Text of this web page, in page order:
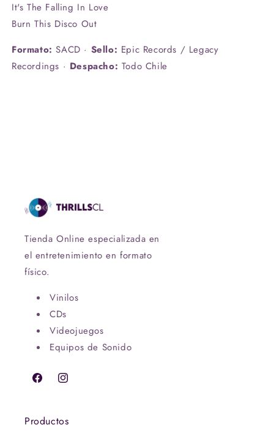
It's The Falling In Love
Burn This Disco Out
Formato: SACD · Sello: Epic Records / Legacy
Recordings · Despacho: Todo Chile
Tienda Online especializada en
el entretenimiento en formato
físico.
Vinilos
CDs
Videojuegos
Equipos de Sonido
FacebookInstagram
Productos